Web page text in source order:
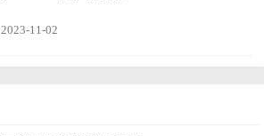
2023-11-02